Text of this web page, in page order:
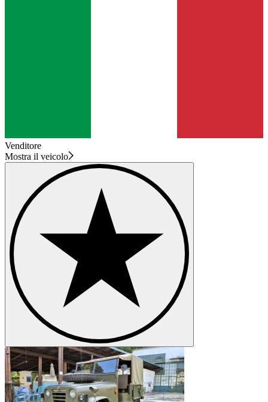
Venditore
Mostra il veicolo